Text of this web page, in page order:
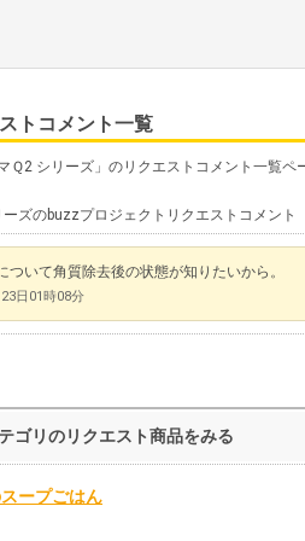
トコメント一覧
2 シリーズ」のリクエストコメント一覧ペ
ズのbuzzプロジェクトリクエストコメント
ついて角質除去後の状態が知りたいから。
日01時08分
ゴリのリクエスト商品をみる
ープごはん